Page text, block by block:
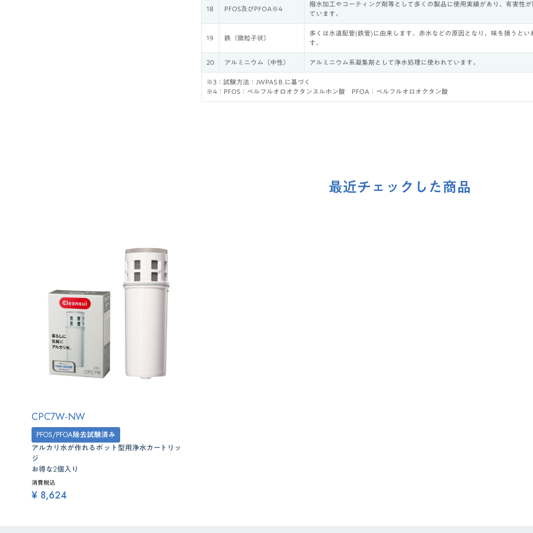
18 PFOS及びPFOA※4
撥水加工やコーティング剤等として多くの製品に使用実績があり、有害性が
ています。
19 鉄（微粒子状）
多くは水道配管(鉄管)に由来します。赤水などの原因となり、味を損うとい
す。
20 アルミニウム（中性） アルミニウム系凝集剤として浄水処理に使われています。
※3：試験方法：JWPAS B.に基づく
※4：PFOS：ペルフルオロオクタンスルホン酸 PFOA：ぺルフルオロオクタン酸
最近チェックした商品
CPC7W-NW
PFOS/PFOA除去試験済み
アルカリ水が作れるポット型用浄水カートリッ
ジ
お得な2個入り
消費税込
¥ 8,624